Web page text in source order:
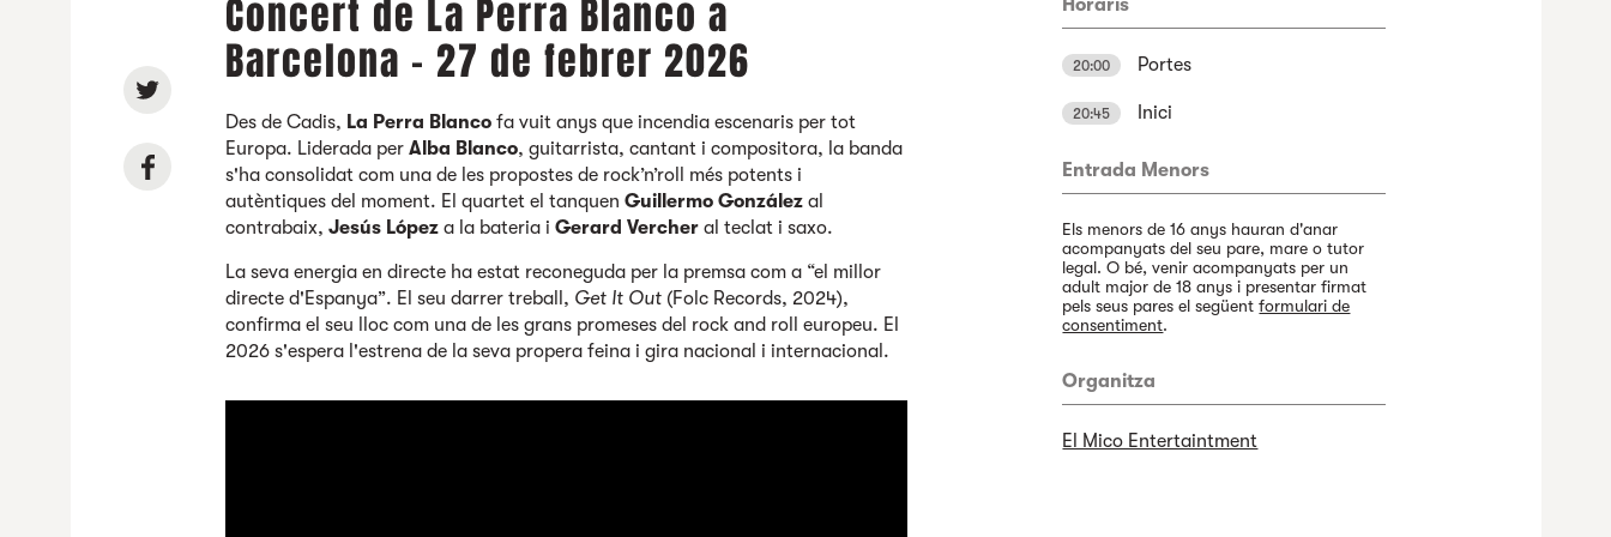
Concert de La Perra Blanco a
Barcelona - 27 de febrer 2026
Des de Cadis, La Perra Blanco fa vuit anys que incendia escenaris per tot
Europa. Liderada perAlba Blanco, guitarrista, cantant i compositora, la banda
s'ha consolidat com una de les propostes de rock’n’roll més potents i
autèntiques del moment. El quartet el tanquenGuillermo González al
contrabaix,Jesús López a la bateria iGerard Vercher al teclat i saxo.
La seva energia en directe ha estat reconeguda per la premsa com a “el millor
directe d'Espanya”. El seu darrer treball, Get It Out (Folc Records, 2024),
confirma el seu lloc com una de les grans promeses del rock and roll europeu. El
2026 s'espera l'estrena de la seva propera feina i gira nacional i internacional.
Horaris
20:00 Portes
20:45 Inici
Entrada Menors
Els menors de 16 anys hauran d'anar
acompanyats del seu pare, mare o tutor
legal. O bé, venir acompanyats per un
adult major de 18 anys i presentar firmat
pels seus pares el següentformulari de
consentiment.
Organitza
El Mico Entertaintment